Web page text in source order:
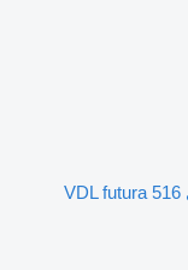
الباص السياحي VDL futura 516